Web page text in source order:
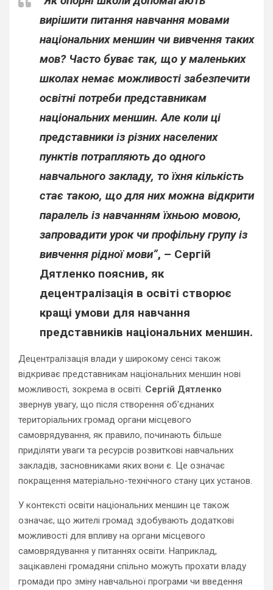
вирішити питання навчання мовами
національних меншин чи вивчення таких
мов? Часто буває так, що у маленьких
школах немає можливості забезпечити
освітні потреби представникам
національних меншин. Але коли ці
представники із різних населених
пунктів потрапляють до одного
навчального закладу, то їхня кількість
стає такою, що для них можна відкрити
паралель із навчанням їхньою мовою,
запровадити урок чи профільну групу із
вивчення рідної мови”, – Сергій
Дятленко пояснив, як
децентралізація в освіті створює
кращі умови для навчання
представників національних меншин.
Децентралізація влади у широкому сенсі також
відкриває представникам національних меншин нові
можливості, зокрема в освіті. Сергій Дятленко
звернув увагу, що після створення об’єднаних
територіальних громад органи місцевого
самоврядування, як правило, починають більше
приділяти уваги та ресурсів розвиткові навчальних
закладів, засновниками яких вони є. Це означає
покращення матеріально-технічного стану цих установ.
У контексті освіти національних меншин це також
означає, що жителі громад здобувають додаткові
можливості для впливу на органи місцевого
самоврядування у питаннях освіти. Наприклад,
зацікавлені громадяни спільно можуть прохати владу
громади про зміну навчальної програми чи введення